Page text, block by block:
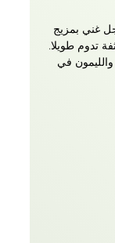
غني بمزيج
تدوم طويلا.
في
منعشا. يعمل
الفلورايد
دابر هيربال